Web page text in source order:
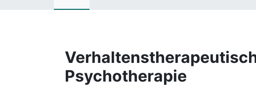
Psychotherapie